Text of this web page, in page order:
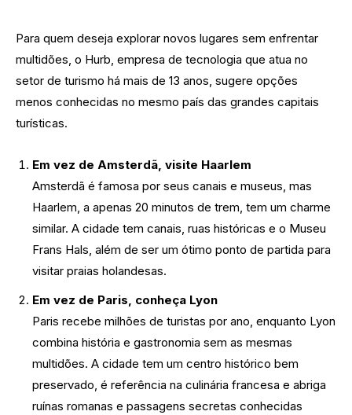
Para quem deseja explorar novos lugares sem enfrentar
multidões, o Hurb, empresa de tecnologia que atua no
setor de turismo há mais de 13 anos, sugere opções
menos conhecidas no mesmo país das grandes capitais
turísticas.
Em vez de Amsterdã, visite Haarlem
Amsterdã é famosa por seus canais e museus, mas
Haarlem, a apenas 20 minutos de trem, tem um charme
similar. A cidade tem canais, ruas históricas e o Museu
Frans Hals, além de ser um ótimo ponto de partida para
visitar praias holandesas.
Em vez de Paris, conheça Lyon
Paris recebe milhões de turistas por ano, enquanto Lyon
combina história e gastronomia sem as mesmas
multidões. A cidade tem um centro histórico bem
preservado, é referência na culinária francesa e abriga
ruínas romanas e passagens secretas conhecidas